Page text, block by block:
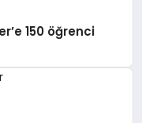
150 öğrenci